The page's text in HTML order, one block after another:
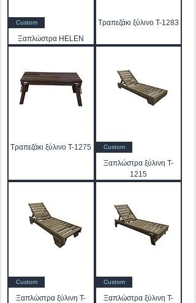
Custom
Ξαπλώστρα HELEN
Τραπεζάκι ξύλινο T-1283
Τραπεζάκι ξύλινο T-1275 Custom
Ξαπλώστρα ξύλινη T-
1215
Custom
Ξαπλώστρα ξύλινη T-
Custom
Ξαπλώστρα ξύλινη T-